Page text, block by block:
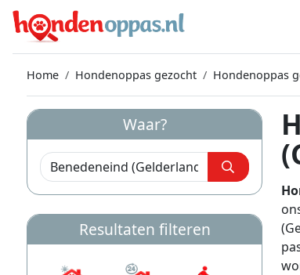
Home Hondenoppas gezocht Hondenoppas
Waar?
Resultaten filteren